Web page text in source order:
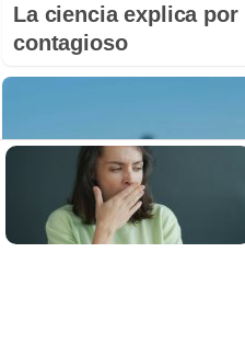
La ciencia explica
contagioso